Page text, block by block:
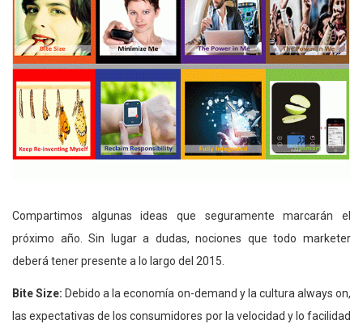
Compartimos algunas ideas que seguramente marcarán el
próximo año. Sin lugar a dudas, nociones que todo marketer
deberá tener presente a lo largo del 2015.
Bite Size: Debido a la economía on-demand y la cultura always on,
las expectativas de los consumidores por la velocidad y lo facilidad